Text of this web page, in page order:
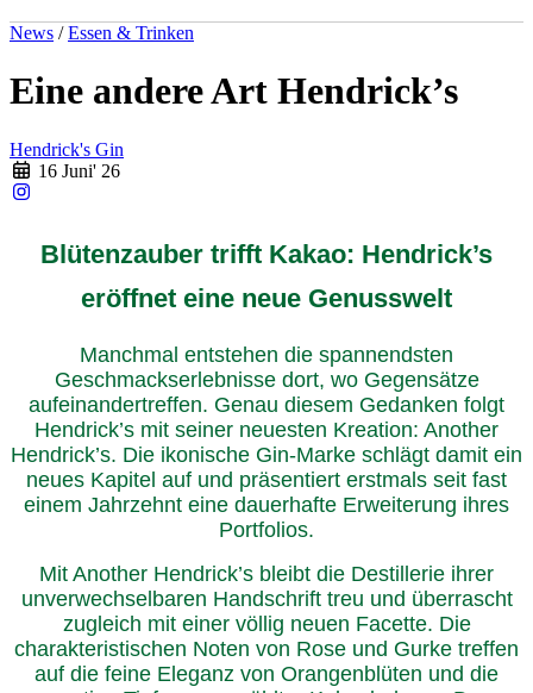
News /Essen & Trinken
Eine andere Art Hendrick’s
Hendrick's Gin
16 Juni' 26
Blütenzauber trifft Kakao: Hendrick’s
eröffnet eine neue Genusswelt
Manchmal entstehen die spannendsten
Geschmackserlebnisse dort, wo Gegensätze
aufeinandertreffen. Genau diesem Gedanken folgt
Hendrick’s mit seiner neuesten Kreation: Another
Hendrick’s. Die ikonische Gin-Marke schlägt damit ein
neues Kapitel auf und präsentiert erstmals seit fast
einem Jahrzehnt eine dauerhafte Erweiterung ihres
Portfolios.
Mit Another Hendrick’s bleibt die Destillerie ihrer
unverwechselbaren Handschrift treu und überrascht
zugleich mit einer völlig neuen Facette. Die
charakteristischen Noten von Rose und Gurke treffen
auf die feine Eleganz von Orangenblüten und die